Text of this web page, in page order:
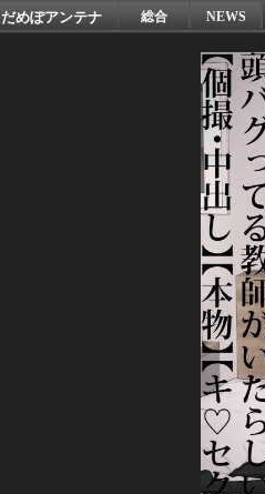
だめぽアンテナ 総合 NEWS